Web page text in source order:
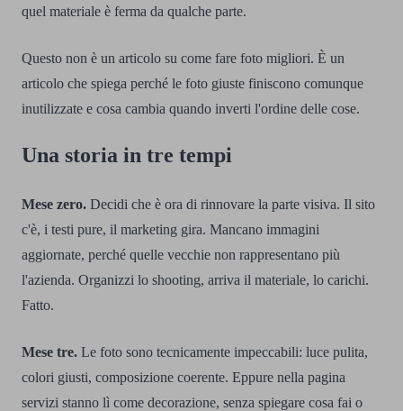
quel materiale è ferma da qualche parte.
Questo non è un articolo su come fare foto migliori. È un
articolo che spiega perché le foto giuste finiscono comunque
inutilizzate e cosa cambia quando inverti l'ordine delle cose.
Una storia in tre tempi
Mese zero. Decidi che è ora di rinnovare la parte visiva. Il sito
c'è, i testi pure, il marketing gira. Mancano immagini
aggiornate, perché quelle vecchie non rappresentano più
l'azienda. Organizzi lo shooting, arriva il materiale, lo carichi.
Fatto.
Mese tre. Le foto sono tecnicamente impeccabili: luce pulita,
colori giusti, composizione coerente. Eppure nella pagina
servizi stanno lì come decorazione, senza spiegare cosa fai o